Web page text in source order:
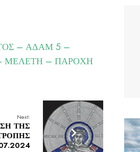
– ΑΔΑΜ5 –
ΜΕΛΕΤΗ – ΠΑΡΟΧΗ
Next:
ΤΗΣ